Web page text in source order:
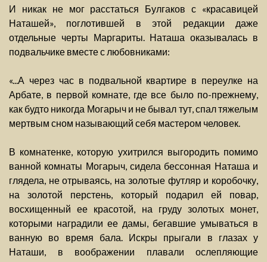
И никак не мог расстаться Булгаков с «красавицей
Наташей», поглотившей в этой редакции даже
отдельные черты Маргариты. Наташа оказывалась в
подвальчике вместе с любовниками:
«...А через час в подвальной квартире в переулке на
Арбате, в первой комнате, где все было по-прежнему,
как будто никогда Могарыч и не бывал тут, спал тяжелым
мертвым сном называющий себя мастером человек.
В комнатенке, которую ухитрился выгородить помимо
ванной комнаты Могарыч, сидела бессонная Наташа и
глядела, не отрываясь, на золотые футляр и коробочку,
на золотой перстень, который подарил ей повар,
восхищенный ее красотой, на груду золотых монет,
которыми наградили ее дамы, бегавшие умываться в
ванную во время бала. Искры прыгали в глазах у
Наташи, в воображении плавали ослепляющие